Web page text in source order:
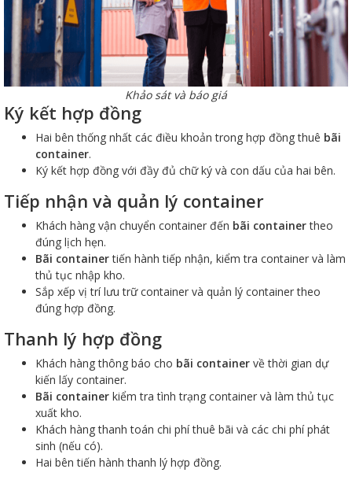
Khảo sát và báo giá
Ký kết hợp đồng
Hai bên thống nhất các điều khoản trong hợp đồng thuê bãi
container.
Ký kết hợp đồng với đầy đủ chữ ký và con dấu của hai bên.
Tiếp nhận và quản lý container
Khách hàng vận chuyển container đến bãi containertheo
đúng lịch hẹn.
Bãi containertiến hành tiếp nhận, kiểm tra container và làm
thủ tục nhập kho.
Sắp xếp vị trí lưu trữ container và quản lý container theo
đúng hợp đồng.
Thanh lý hợp đồng
Khách hàng thông báo cho bãi container về thời gian dự
kiến lấy container.
Bãi container kiểm tra tình trạng container và làm thủ tục
xuất kho.
Khách hàng thanh toán chi phí thuê bãi và các chi phí phát
sinh (nếu có).
Hai bên tiến hành thanh lý hợp đồng.